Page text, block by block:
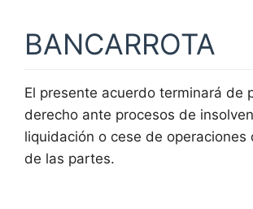
BANCARROTA
El presente acuerdo terminará de
derecho ante procesos de
liquidación o cese de operaciones
de las partes.